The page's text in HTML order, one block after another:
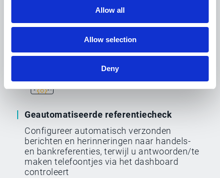
Allow all
Allow selection
Deny
Digitale kredietaanvragen
Maak templates voor kredietaanvragen en
of neem ze op in verkoopoffertes of -
communicatie
Geautomatiseerde referentiecheck
Configureer automatisch verzonden
berichten en herinneringen naar handels-
en bankreferenties, terwijl u antwoorden/te
maken telefoontjes via het dashboard
controleert